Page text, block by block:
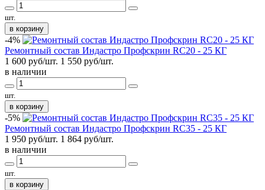
шт.
в корзину
-4%
Ремонтный состав Индастро Профскрин RC20 - 25 КГ
1 600 руб/шт. 1 550 руб/шт.
в наличии
шт.
в корзину
-5%
Ремонтный состав Индастро Профскрин RC35 - 25 КГ
1 950 руб/шт. 1 864 руб/шт.
в наличии
шт.
в корзину